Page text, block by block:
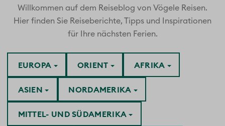
Willkommen auf dem Reiseblog von Vögele Reisen.
Hier finden Sie Reiseberichte, Tipps und Inspirationen
für Ihre nächsten Ferien.
AFRIKA
ASIEN
EUROPA
MITTEL- UND SÜDAMERIKA
NORDAMERIKA
ORIENT